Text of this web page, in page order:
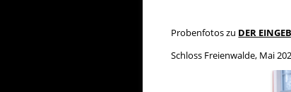
Probenfotos zu DER
Schloss Freienwalde, Mai